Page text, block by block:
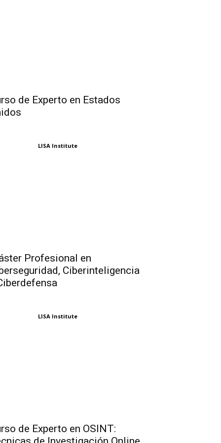
de Experto en Estados
LISA Institute
Profesional en
Ciberinteligencia
LISA Institute
de Experto en OSINT: